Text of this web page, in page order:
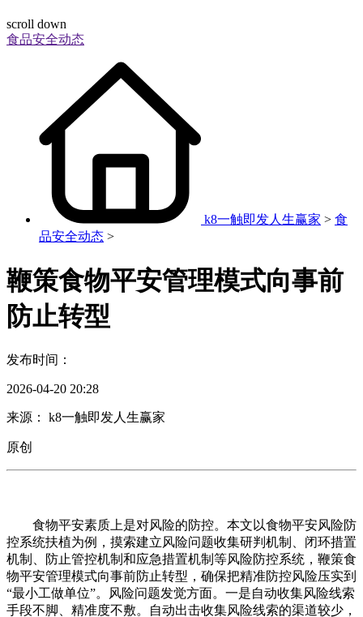
scroll down
食品安全动态
k8一触即发人生赢家 > 食
品安全动态 >
鞭策食物平安管理模式向事前
防止转型
发布时间：
2026-04-20 20:28
来源： k8一触即发人生赢家
原创
食物平安素质上是对风险的防控。本文以食物平安风险防
控系统扶植为例，摸索建立风险问题收集研判机制、闭环措置
机制、防止管控机制和应急措置机制等风险防控系统，鞭策食
物平安管理模式向事前防止转型，确保把精准防控风险压实到
“最小工做单位”。风险问题发觉方面。一是自动收集风险线索
手段不脚、精准度不敷。自动出击收集风险线索的渠道较少，